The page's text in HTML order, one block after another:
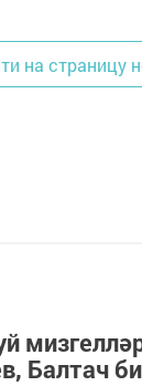
на страницу
Балтач